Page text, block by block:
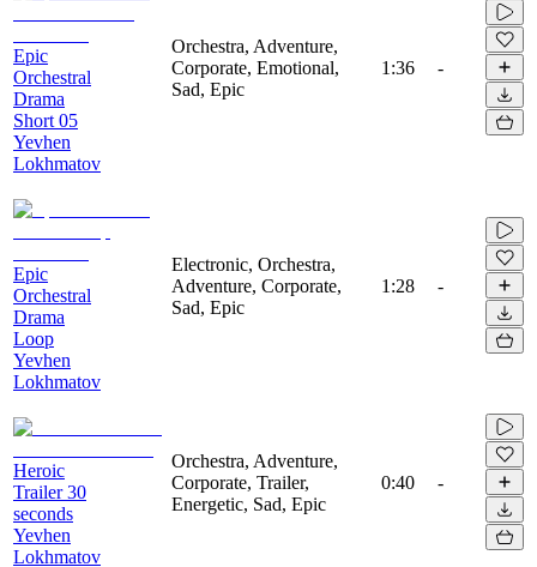
Epic
Orchestral
Drama
Short 05
Yevhen
Lokhmatov
Orchestra, Adventure,
Corporate, Emotional,
Sad, Epic
1:36 -
Epic
Orchestral
Drama
Loop
Yevhen
Lokhmatov
Electronic, Orchestra,
Adventure, Corporate,
Sad, Epic
1:28 -
Heroic
Trailer 30
seconds
Yevhen
Lokhmatov
Orchestra, Adventure,
Corporate, Trailer,
Energetic, Sad, Epic
0:40 -